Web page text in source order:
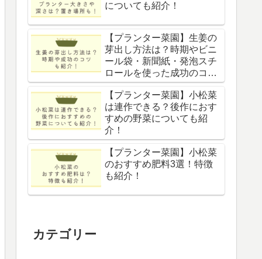
についても紹介！
【プランター菜園】生姜の
芽出し方法は？時期やビニ
ール袋・新聞紙・発泡スチ
ロールを使った成功のコ
ツ！
【プランター菜園】小松菜
は連作できる？後作におす
すめの野菜についても紹
介！
【プランター菜園】小松菜
のおすすめ肥料3選！特徴
も紹介！
カテゴリー